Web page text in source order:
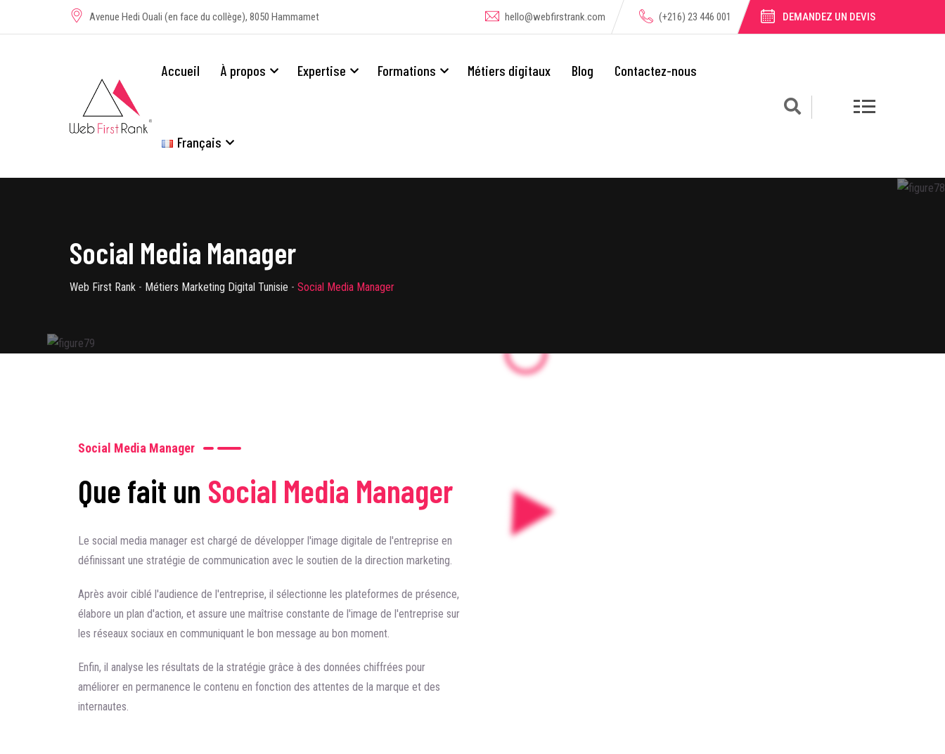
Avenue Hedi Ouali (en face du collège), 8050 Hammamet hello@webfirstrank.com (+216) 23 446 001 DEMANDEZ UN DEVIS
Accueil À propos Expertise Formations Métiers digitaux Blog Contactez-nous
Français
Social Media Manager
Web First Rank - Métiers Marketing Digital Tunisie - Social Media Manager
Social Media Manager
Que fait un Social Media Manager
Le social media manager est chargé de développer l'image digitale de l'entreprise en
définissant une stratégie de communication avec le soutien de la direction marketing.
Après avoir ciblé l'audience de l'entreprise, il sélectionne les plateformes de présence,
élabore un plan d'action, et assure une maîtrise constante de l'image de l'entreprise sur
les réseaux sociaux en communiquant le bon message au bon moment.
Enfin, il analyse les résultats de la stratégie grâce à des données chiffrées pour
améliorer en permanence le contenu en fonction des attentes de la marque et des
internautes.